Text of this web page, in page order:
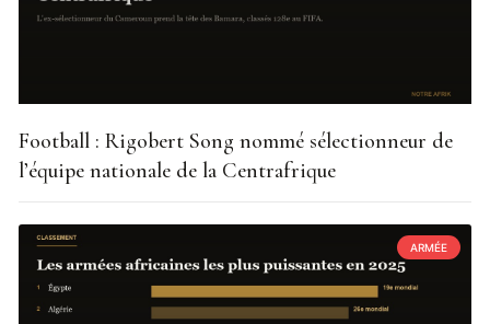
Football : Rigobert Song nommé sélectionneur de
l’équipe nationale de la Centrafrique
ARMÉE